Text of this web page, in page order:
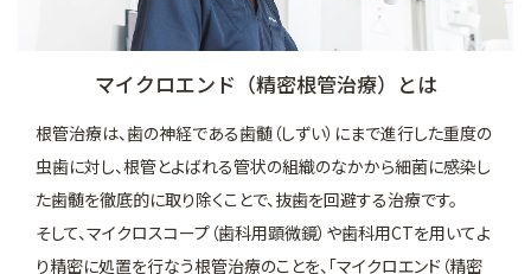
マイクロエンド（精密根管治療）とは
根管治療は、歯の神経である歯髄（しずい）にまで進行した重度の
虫歯に対し、根管とよばれる管状の組織のなかから細菌に感染し
た歯髄を徹底的に取り除くことで、抜歯を回避する治療です。
そして、マイクロスコープ（歯科用顕微鏡）や歯科用CTを用いてよ
り精密に処置を行なう根管治療のことを、「マイクロエンド（精密